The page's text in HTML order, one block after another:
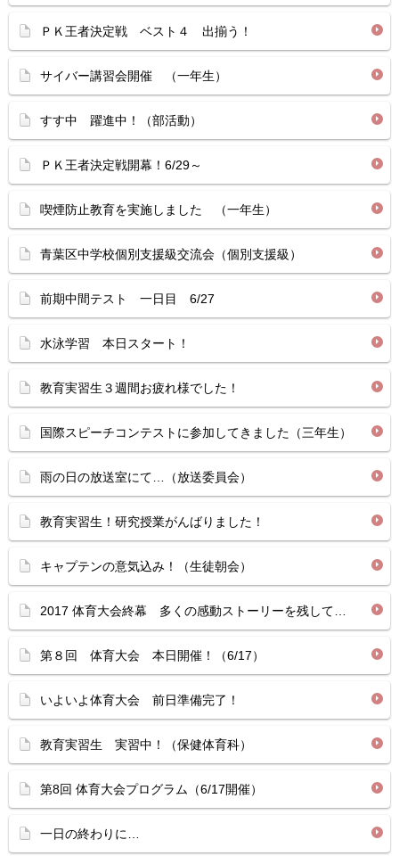
ＰＫ王者決定戦 ベスト４ 出揃う！
サイバー講習会開催 （一年生）
すす中 躍進中！（部活動）
ＰＫ王者決定戦開幕！6/29～
喫煙防止教育を実施しました （一年生）
青葉区中学校個別支援級交流会（個別支援級）
前期中間テスト 一日目 6/27
水泳学習 本日スタート！
教育実習生３週間お疲れ様でした！
国際スピーチコンテストに参加してきました（三年生）
雨の日の放送室にて…（放送委員会）
教育実習生！研究授業がんばりました！
キャプテンの意気込み！（生徒朝会）
2017 体育大会終幕 多くの感動ストーリーを残して…
第８回 体育大会 本日開催！（6/17）
いよいよ体育大会 前日準備完了！
教育実習生 実習中！（保健体育科）
第8回 体育大会プログラム（6/17開催）
一日の終わりに…